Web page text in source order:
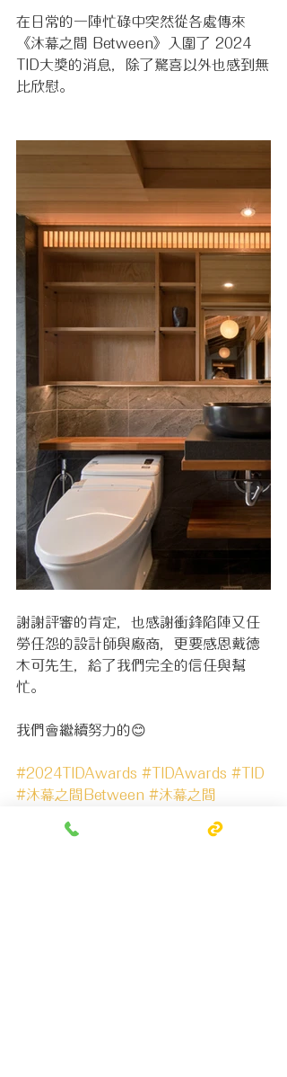
在日常的一陣忙碌中突然從各處傳來
《沐幕之間 Between》入圍了 2024
TID大獎的消息，除了驚喜以外也感到無
比欣慰。
謝謝評審的肯定，也感謝衝鋒陷陣又任
勞任怨的設計師與廠商，更要感恩戴德
木可先生，給了我們完全的信任與幫
忙。
我們會繼續努力的😊
#2024TIDAwards #TIDAwards #TID
#沐幕之間Between #沐幕之間
#玳爾日式空間設計
#玳爾設計